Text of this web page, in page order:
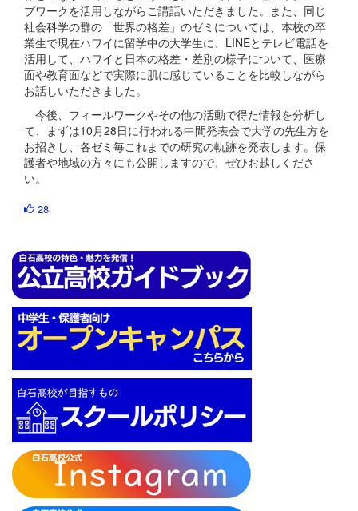
プワークを活用しながらご講話いただきました。また、同じ
社会科学の群の「世界の格差」のゼミについては、本校の卒
業生で現在ハワイに留学中の大学生に、LINEとテレビ電話を
活用して、ハワイと日本の格差・差別の様子について、医療
面や教育面などで実際に肌に感じていることを比較しながら
お話しいただきました。
今後、フィールワークやその他の活動で得た情報を分析し
て、まずは10月28日に行われる中間発表会で大学の先生方を
お招きし、各ゼミ毎これまでの研究の軌跡を発表します。保
護者や地域の方々にも公開しますので、ぜひお越しくださ
い。
28